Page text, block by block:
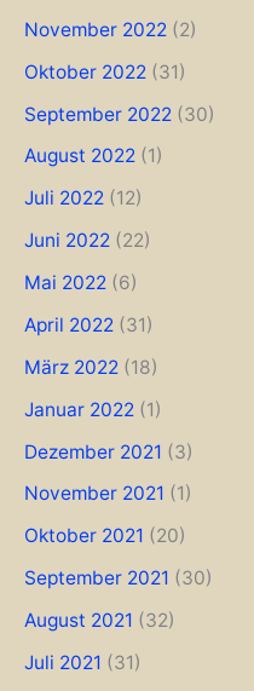
November 2022 (2)
Oktober 2022 (31)
September 2022 (30)
August 2022 (1)
Juli 2022 (12)
Juni 2022 (22)
Mai 2022 (6)
April 2022 (31)
März 2022 (18)
Januar 2022 (1)
Dezember 2021 (3)
November 2021 (1)
Oktober 2021 (20)
September 2021 (30)
August 2021 (32)
Juli 2021 (31)